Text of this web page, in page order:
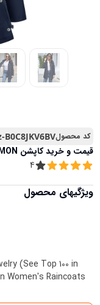
کد محصولB0C8JKV6BV
قیمت و خریدکاپشن LOMON زنانه ضد آب
4
ویژگیهای محصول
(See Top 100 in
Women's Raincoats